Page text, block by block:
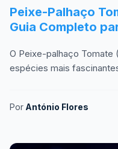
Peixe-Palhaço
Guia Completo
O Peixe-palhaço Tomate
espécies mais
Por António Flores